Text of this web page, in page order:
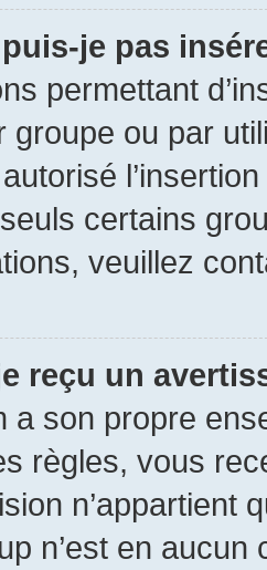
je pas
permettant
ou par
certains
veuillez
reçu un
a son propre
règles, vous
n’appartient
n’est en